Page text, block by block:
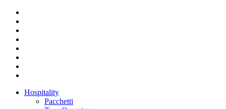
Hospitality
Pacchetti